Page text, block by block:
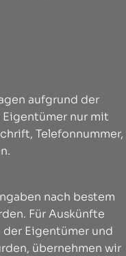
aufgrund der
nur mit
Telefonnummer,
nach bestem
Für Auskünfte
Eigentümer und
übernehmen wir